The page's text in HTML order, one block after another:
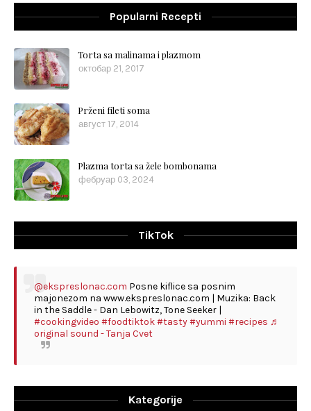
Popularni Recepti
Torta sa malinama i plazmom
октобар 21, 2017
Prženi fileti soma
август 17, 2014
Plazma torta sa žele bombonama
фебруар 03, 2024
TikTok
@ekspreslonac.com Posne kiflice sa posnim
majonezom na www.ekspreslonac.com | Muzika: Back
in the Saddle - Dan Lebowitz, Tone Seeker |
#cookingvideo #foodtiktok#tasty#yummi #recipes ♬
original sound - Tanja Cvet
Kategorije